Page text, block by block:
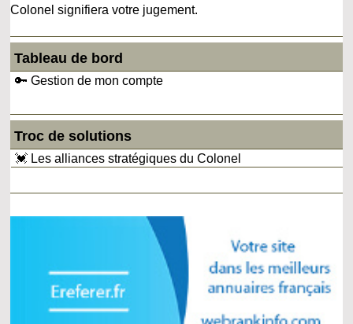
Colonel signifiera votre jugement.
Tableau de bord
🔑 Gestion de mon compte
Troc de solutions
💓 Les alliances stratégiques du Colonel